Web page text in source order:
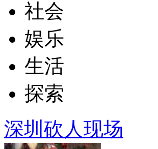
社会
娱乐
生活
探索
深圳砍人现场